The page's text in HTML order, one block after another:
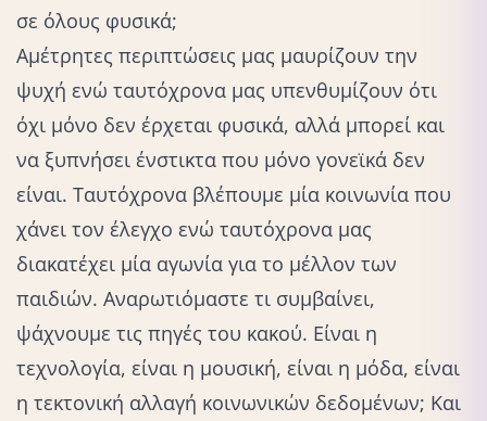
σε όλους φυσικά;
Αμέτρητες περιπτώσεις μας μαυρίζουν την
ψυχή ενώ ταυτόχρονα μας υπενθυμίζουν ότι
όχι μόνο δεν έρχεται φυσικά, αλλά μπορεί και
να ξυπνήσει ένστικτα που μόνο γονεϊκά δεν
είναι. Ταυτόχρονα βλέπουμε μία κοινωνία που
χάνει τον έλεγχο ενώ ταυτόχρονα μας
διακατέχει μία αγωνία για το μέλλον των
παιδιών. Αναρωτιόμαστε τι συμβαίνει,
ψάχνουμε τις πηγές του κακού. Είναι η
τεχνολογία, είναι η μουσική, είναι η μόδα, είναι
η τεκτονική αλλαγή κοινωνικών δεδομένων; Και